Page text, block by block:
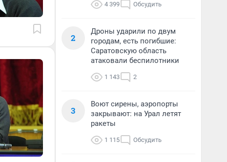
4 399 Обсудить
2
Дроны ударили по двум
городам, есть погибшие:
Саратовскую область
атаковали беспилотники
1 143 2
3
Воют сирены, аэропорты
закрывают: на Урал летят
ракеты
1 115 Обсудить